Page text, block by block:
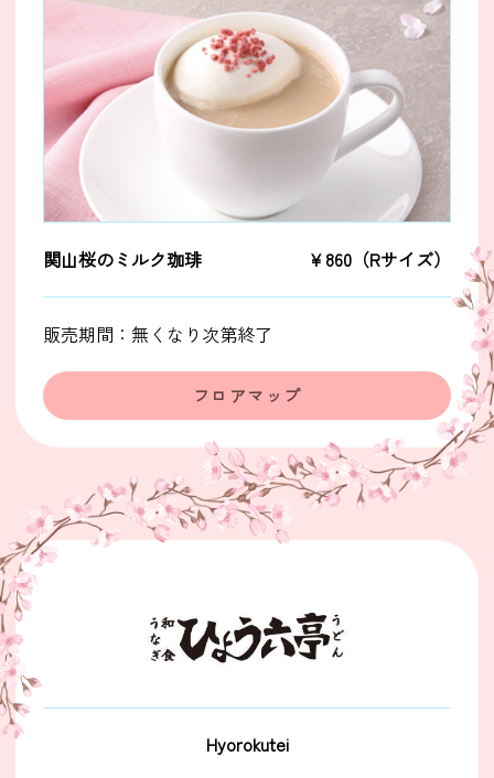
関山桜のミルク珈琲 ￥860（Rサイズ）
販売期間：無くなり次第終了
フロアマップ
Hyorokutei